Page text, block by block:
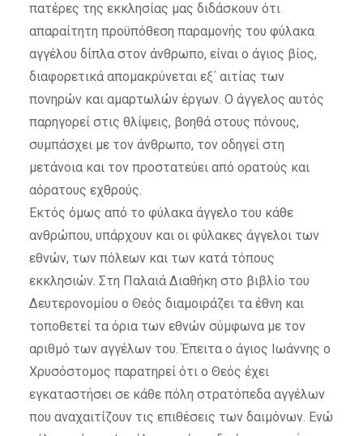
πατέρες της εκκλησίας μας διδάσκουν ότι
απαραίτητη προϋπόθεση παραμονής του φύλακα
αγγέλου δίπλα στον άνθρωπο, είναι ο άγιος βίος,
διαφορετικά απομακρύνεται εξ΄ αιτίας των
πονηρών και αμαρτωλών έργων. Ο άγγελος αυτός
παρηγορεί στις θλίψεις, βοηθά στους πόνους,
συμπάσχει με τον άνθρωπο, τον οδηγεί στη
μετάνοια και τον προστατεύει από ορατούς και
αόρατους εχθρούς.
Εκτός όμως από το φύλακα άγγελο του κάθε
ανθρώπου, υπάρχουν και οι φύλακες άγγελοι των
εθνών, των πόλεων και των κατά τόπους
εκκλησιών. Στη Παλαιά Διαθήκη στο βιβλίο του
Δευτερονομίου ο Θεός διαμοιράζει τα έθνη και
τοποθετεί τα όρια των εθνών σύμφωνα με τον
αριθμό των αγγέλων του. Έπειτα ο άγιος Ιωάννης ο
Χρυσόστομος παρατηρεί ότι ο Θεός έχει
εγκαταστήσει σε κάθε πόλη στρατόπεδα αγγέλων
που αναχαιτίζουν τις επιθέσεις των δαιμόνων. Ενώ